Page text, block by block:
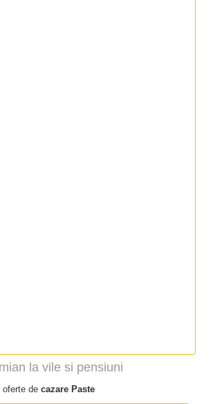
la vile si pensiuni
de cazare Paste